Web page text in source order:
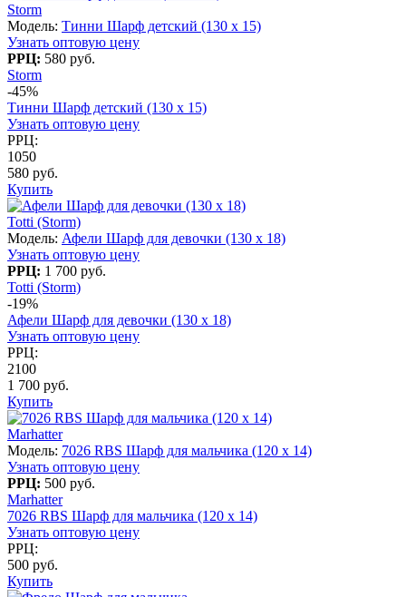
Storm
Модель: Тинни Шарф детский (130 х 15)
Узнать оптовую цену
РРЦ: 580 руб.
Storm
-45%
Тинни Шарф детский (130 х 15)
Узнать оптовую цену
РРЦ:
1050
580 руб.
Купить
Totti (Storm)
Модель: Афели Шарф для девочки (130 х 18)
Узнать оптовую цену
РРЦ: 1 700 руб.
Totti (Storm)
-19%
Афели Шарф для девочки (130 х 18)
Узнать оптовую цену
РРЦ:
2100
1 700 руб.
Купить
Marhatter
Модель: 7026 RBS Шарф для мальчика (120 x 14)
Узнать оптовую цену
РРЦ: 500 руб.
Marhatter
7026 RBS Шарф для мальчика (120 x 14)
Узнать оптовую цену
РРЦ:
500 руб.
Купить